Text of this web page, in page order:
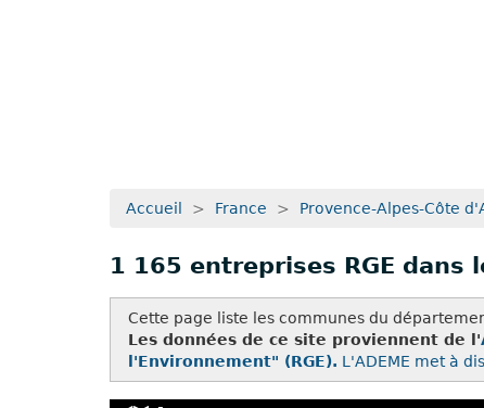
Accueil > France > Provence-Alpes-Côte
1 165 entreprises RGE dans
Cette page liste les communes du
Les données de ce site proviennent de l'
l'Environnement" (RGE). L'ADEME met à